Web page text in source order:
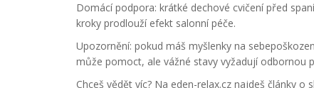
Domácí podpora: krátké dechové cvičení před
kroky prodlouží efekt salonní péče.
Upozornění: pokud máš myšlenky na
může pomoct, ale vážné stavy vyžadují odbornou
Chceš vědět víc? Na eden-relax.cz najdeš články